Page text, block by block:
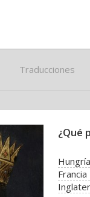
Traducciones
¿Qué
Hungría
Francia